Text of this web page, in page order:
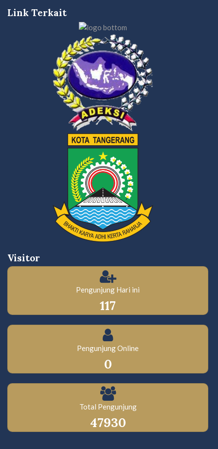
Link Terkait
Visitor
Pengunjung Hari ini
117
Pengunjung Online
0
Total Pengunjung
47930